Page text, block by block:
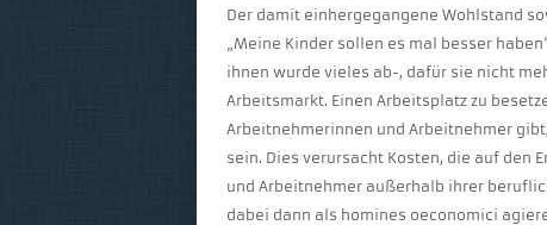
Der damit einhergegangene Wohlstand
„Meine Kinder sollen es mal besser
ihnen wurde vieles ab-, dafür sie nicht
Arbeitsmarkt. Einen Arbeitsplatz zu
Arbeitnehmerinnen und Arbeitnehmer
sein. Dies verursacht Kosten, die auf den
und Arbeitnehmer außerhalb ihrer
dabei dann als homines oeconomici